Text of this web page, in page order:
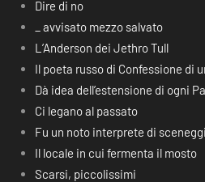
Dire di no
_ avvisato mezzo salvato
L’Anderson dei Jethro Tull
Il poeta russo di Confessione di
Dà idea dell’estensione di ogni
Ci legano al passato
Fu un noto interprete di
Il locale in cui fermenta il mosto
Scarsi, piccolissimi